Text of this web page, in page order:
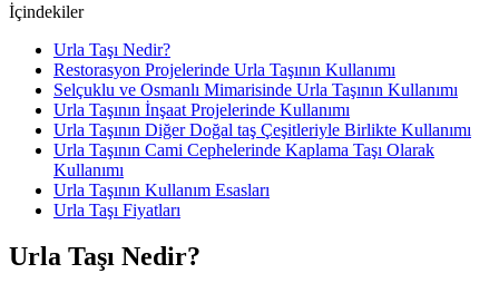
İçindekiler
Urla Taşı Nedir?
Restorasyon Projelerinde Urla Taşının Kullanımı
Selçuklu ve Osmanlı Mimarisinde Urla Taşının Kullanımı
Urla Taşının İnşaat Projelerinde Kullanımı
Urla Taşının Diğer Doğal taş Çeşitleriyle Birlikte Kullanımı
Urla Taşının Cami Cephelerinde Kaplama Taşı Olarak
Kullanımı
Urla Taşının Kullanım Esasları
Urla Taşı Fiyatları
Urla Taşı Nedir?